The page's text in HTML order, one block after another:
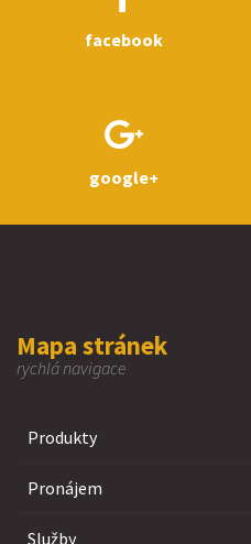
facebook
google+
Mapa stránek
rychlá navigace
Produkty
Pronájem
Služby